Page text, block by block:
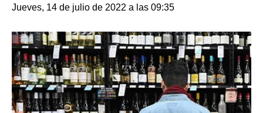
Jueves, 14 de julio de 2022 a las 09:35